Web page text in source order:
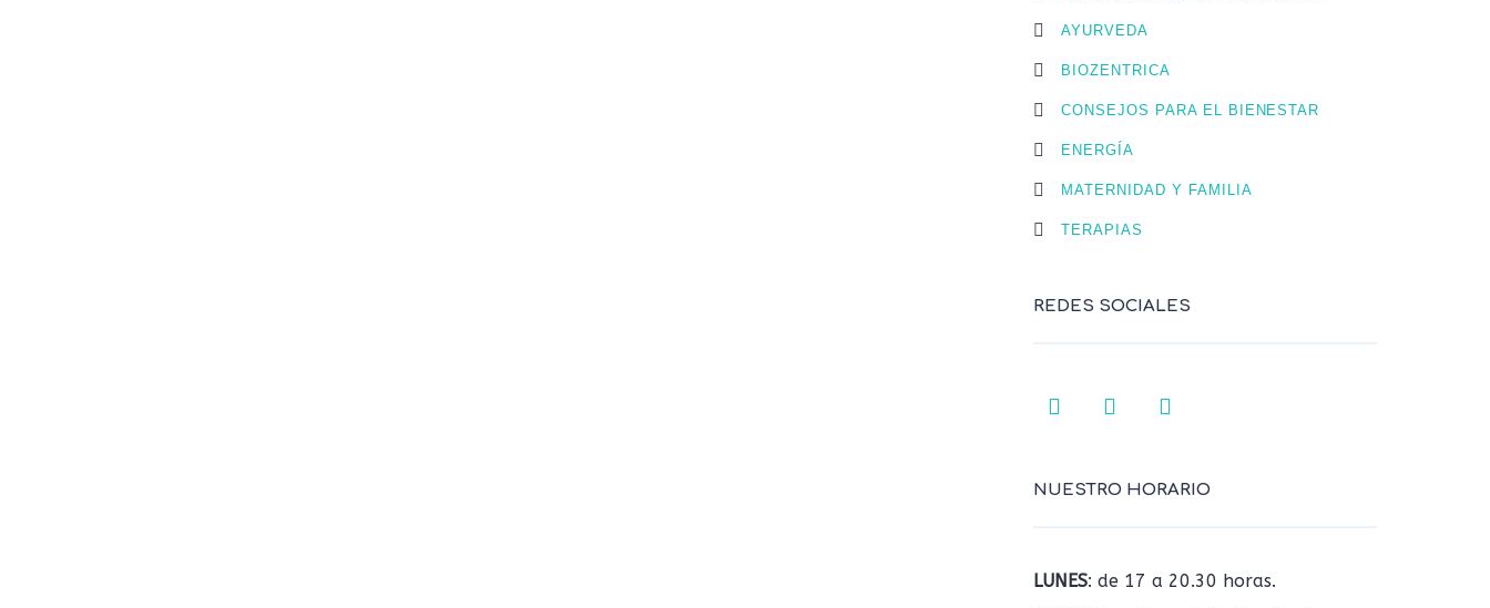
AYURVEDA
BIOZENTRICA
CONSEJOS PARA EL BIENESTAR
ENERGÍA
MATERNIDAD Y FAMILIA
TERAPIAS
REDES SOCIALES
NUESTRO HORARIO
LUNES: de 17 a 20.30 horas.